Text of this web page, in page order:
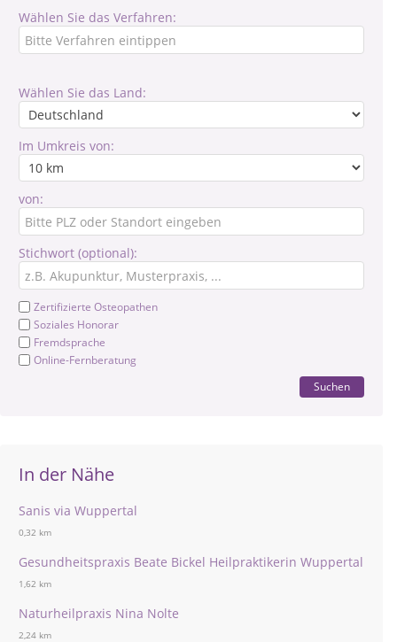
Wählen Sie das Verfahren:
Wählen Sie das Land:
Im Umkreis von:
von:
Stichwort (optional):
Zertifizierte Osteopathen
Soziales Honorar
Fremdsprache
Online-Fernberatung
Suchen
In der Nähe
Sanis via Wuppertal
0,32 km
Gesundheitspraxis Beate Bickel Heilpraktikerin Wuppertal
1,62 km
Naturheilpraxis Nina Nolte
2,24 km